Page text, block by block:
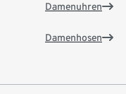
Damenuhren
Damenhosen